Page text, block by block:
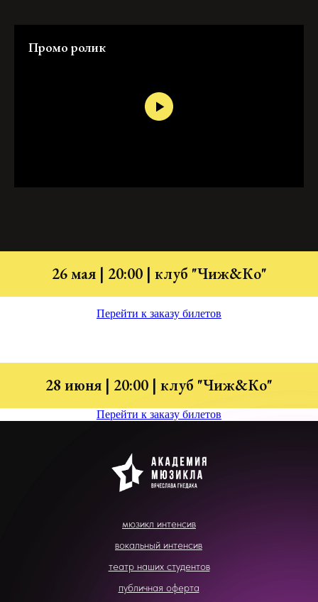
Промо ролик
26 мая | 20:00 | клуб "Чиж&Ко"
Перейти к заказу билетов
28 июня | 20:00 | клуб "Чиж&Ко"
Перейти к заказу билетов
мюзикл интенсив
вокальный интенсив
театр наших студентов
публичная оферта